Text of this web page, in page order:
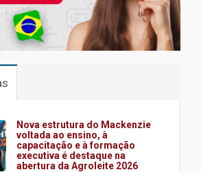
Nova estrutura do Mackenzie
voltada ao ensino, à
capacitação e à formação
executiva é destaque na
abertura da Agroleite 2026